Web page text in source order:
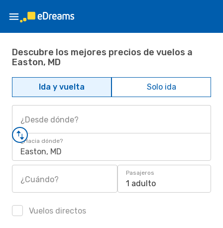
Descubre los mejores precios de vuelos a
Easton, MD
Ida y vuelta Solo ida
¿Desde dónde?
¿Hacia dónde?
Easton, MD
¿Cuándo?
Pasajeros
1 adulto
Vuelos directos